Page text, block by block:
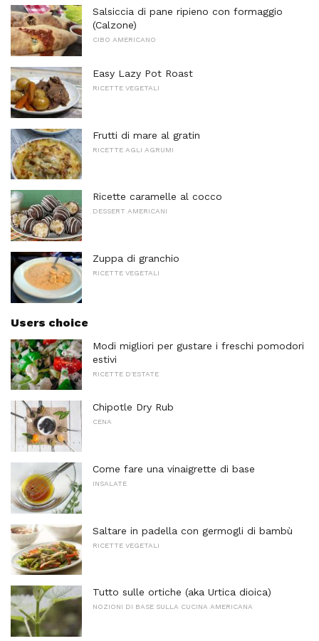
Salsiccia di pane ripieno con formaggio
(Calzone)
CIBO AMERICANO
Easy Lazy Pot Roast
RICETTE VEGETALI
Frutti di mare al gratin
RICETTE AGLI AGRUMI
Ricette caramelle al cocco
DESSERT AMERICANI
Zuppa di granchio
RICETTE VEGETALI
Users choice
Modi migliori per gustare i freschi pomodori
estivi
RICETTE D'ESTATE
Chipotle Dry Rub
CENA
Come fare una vinaigrette di base
INSALATE
Saltare in padella con germogli di bambù
RICETTE VEGETALI
Tutto sulle ortiche (aka Urtica dioica)
NOZIONI DI BASE SULLA CUCINA AMERICANA